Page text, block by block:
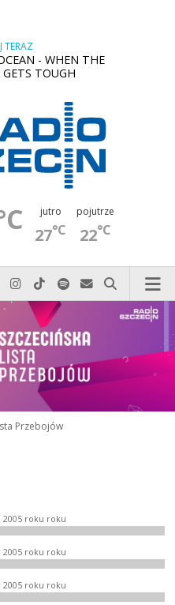
TERAZ
- WHEN THE
TOUGH
jutro
27°C
pojutrze
22°C
po prostu do nas zadzwoń
nas na Facebook-u
Odwiedź nas na X
Odwiedź nas na Instagram-ie
Odwiedź nas na TikTok-u
Szukaj nas na Spotify
Wyślij do nas
Szukaj
Przebojów
2005 roku roku
2005 roku roku
2005 roku roku